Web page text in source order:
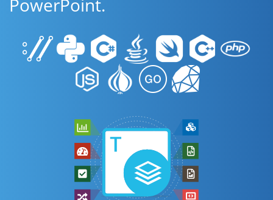
PowerPoint.